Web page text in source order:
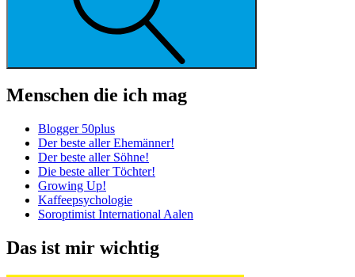
Menschen die ich mag
Blogger 50plus
Der beste aller Ehemänner!
Der beste aller Söhne!
Die beste aller Töchter!
Growing Up!
Kaffeepsychologie
Soroptimist International Aalen
Das ist mir wichtig